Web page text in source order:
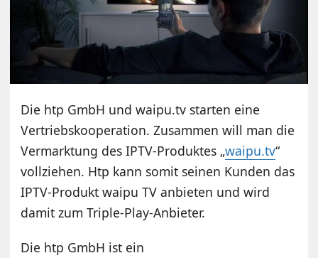
Die htp GmbH und waipu.tv starten eine
Vertriebskooperation. Zusammen will man die
Vermarktung des IPTV-Produktes „waipu.tv“
vollziehen. Htp kann somit seinen Kunden das
IPTV-Produkt waipu TV anbieten und wird
damit zum Triple-Play-Anbieter.
Die htp GmbH ist ein